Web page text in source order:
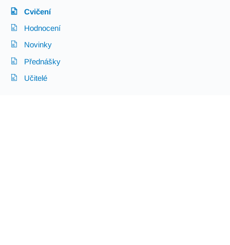
Cvičení
Hodnocení
Novinky
Přednášky
Učitelé